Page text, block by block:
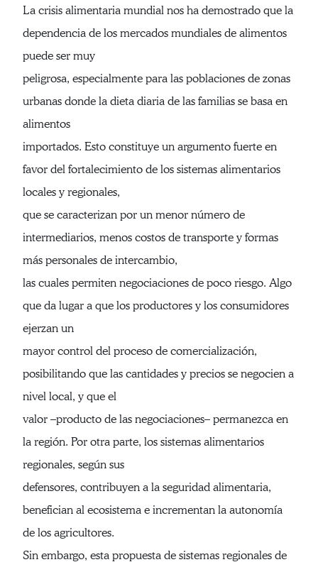
La crisis alimentaria mundial nos ha demostrado que la
dependencia de los mercados mundiales de alimentos
puede ser muy
peligrosa, especialmente para las poblaciones de zonas
urbanas donde la dieta diaria de las familias se basa en
alimentos
importados. Esto constituye un argumento fuerte en
favor del fortalecimiento de los sistemas alimentarios
locales y regionales,
que se caracterizan por un menor número de
intermediarios, menos costos de transporte y formas
más personales de intercambio,
las cuales permiten negociaciones de poco riesgo. Algo
que da lugar a que los productores y los consumidores
ejerzan un
mayor control del proceso de comercialización,
posibilitando que las cantidades y precios se negocien a
nivel local, y que el
valor –producto de las negociaciones– permanezca en
la región. Por otra parte, los sistemas alimentarios
regionales, según sus
defensores, contribuyen a la seguridad alimentaria,
benefician al ecosistema e incrementan la autonomía
de los agricultores.
Sin embargo, esta propuesta de sistemas regionales de